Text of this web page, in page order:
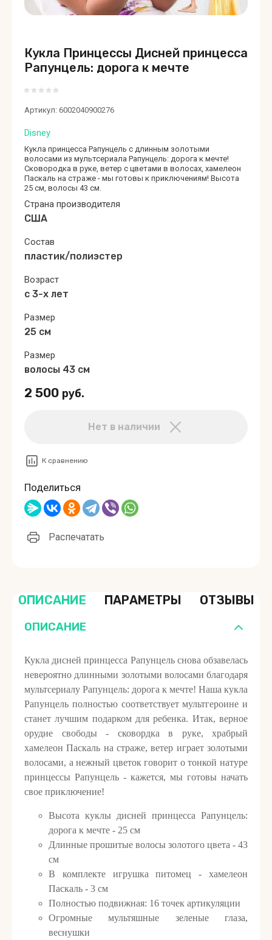
Кукла Принцессы Дисней принцесса
Рапунцель: дорога к мечте
Артикул: 6002040900276
Disney
Кукла принцесса Рапунцель с длинным золотыми
волосами из мультсериала Рапунцель: дорога к мечте​!
Сковородка в руке, ветер с цветами в волосах, хамелеон
Паскаль на страже - мы готовы к приключениям! Высота
25 см, волосы 43 см.
Страна производителя
США
Состав
пластик/полиэстер
Возраст
с 3-х лет
Размер
25 см
Размер
волосы 43 см
2 500 руб.
Нет в наличии
К сравнению
Поделиться
Распечатать
ОПИСАНИЕ ПАРАМЕТРЫ ОТЗЫВЫ
ОПИСАНИЕ
Кукла дисней принцесса Рапунцель снова обзавелась
невероятно длинными золотыми волосами благодаря
мультсериалу Рапунцель: дорога к мечте​! Наша кукла
Рапунцель полностью соответствует мультгероине и
станет лучшим подарком для ребенка. Итак, верное
орудие свободы - сковордка в руке, храбрый
хамелеон Паскаль на страже, ветер играет золотыми
волосами, а нежный цветок говорит о тонкой натуре
принцессы Рапунцель - кажется, мы готовы начать
свое приключение!
Высота куклы дисней принцесса Рапунцель:
дорога к мечте​ - 25 см
Длинные прошитые волосы золотого цвета - 43
см
В комплекте игрушка питомец - хамелеон
Паскаль - 3 см
Полностью подвижная: 16 точек артикуляции
Огромные мультяшные зеленые глаза,
веснушки